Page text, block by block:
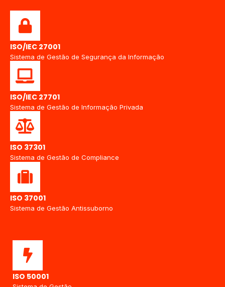
ISO/IEC 27001
Sistema de Gestão de Segurança da Informação
ISO/IEC 27701
Sistema de Gestão de Informação Privada
ISO 37301
Sistema de Gestão de Compliance
ISO 37001
Sistema de Gestão Antissuborno
ISO 50001